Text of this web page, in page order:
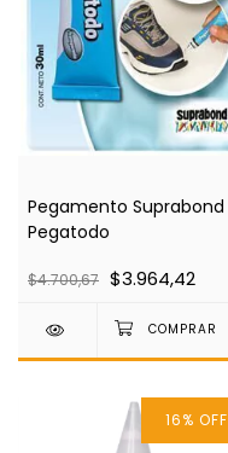
Pegamento Suprabond
Pegatodo
$4.700,67 $3.964,42
16% OFF